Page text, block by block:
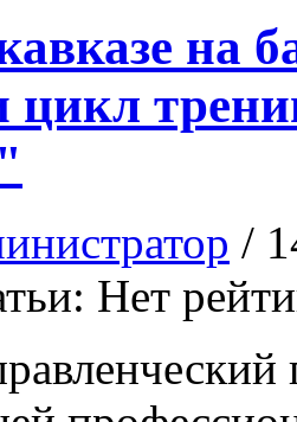
на
цикл
/
Нет